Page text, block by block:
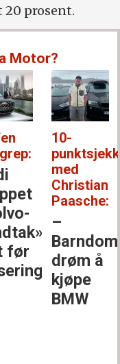
prosent.
Motor?
før
10-
med
Christian
Paasche:
–
drøm å
kjøpe
BMW